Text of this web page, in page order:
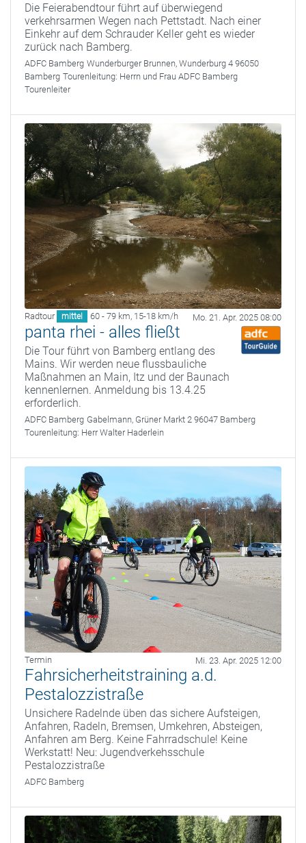
Die Feierabendtour führt auf überwiegend
verkehrsarmen Wegen nach Pettstadt. Nach einer
Einkehr auf dem Schrauder Keller geht es wieder
zurück nach Bamberg.
ADFC Bamberg Wunderburger Brunnen, Wunderburg 4 96050
Bamberg Tourenleitung: Herrn und Frau ADFC Bamberg
Tourenleiter
Radtour mittel 60 - 79 km, 15-18 km/h Mo. 21. Apr. 2025 08:00
panta rhei - alles fließt
Die Tour führt von Bamberg entlang des
Mains. Wir werden neue flussbauliche
Maßnahmen an Main, Itz und der Baunach
kennenlernen. Anmeldung bis 13.4.25
erforderlich.
ADFC Bamberg Gabelmann, Grüner Markt 2 96047 Bamberg
Tourenleitung: Herr Walter Haderlein
Termin Mi. 23. Apr. 2025 12:00
Fahrsicherheitstraining a.d.
Pestalozzistraße
Unsichere Radelnde üben das sichere Aufsteigen,
Anfahren, Radeln, Bremsen, Umkehren, Absteigen,
Anfahren am Berg. Keine Fahrradschule! Keine
Werkstatt! Neu: Jugendverkehsschule
Pestalozzistraße
ADFC Bamberg